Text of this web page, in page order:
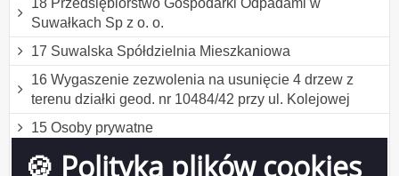
🍪 Polityka plików cookies
Suwałkach Sp z o. o.
17 Suwalska Spółdzielnia Mieszkaniowa
16 Wygaszenie zezwolenia na usunięcie 4 drzew z
terenu działki geod. nr 10484/42 przy ul. Kolejowej
15 Osoby prywatne
14 Zmiana pozwolenia na wytwarzanie odpadów przez